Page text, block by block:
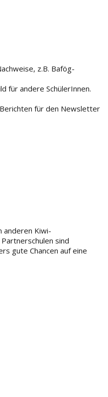
z.B. Bafög-
für andere SchülerInnen.
für den Newsletter
anderen Kiwi-
sind
gute Chancen auf eine